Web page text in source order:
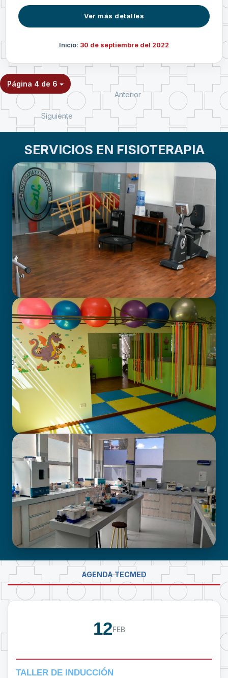
Ver más detalles
Inicio: 30 de septiembre del 2022
Página 4 de 6
Anterior
Siguiente
SERVICIOS EN FISIOTERAPIA
GABINETE DE FISIOTERAPIA
CENTRO DE ATENCIÓN EN
NEURODESARROLLO INFANTIL
LABORATORIO DE INVESTIGACIÓN -
PROUMSA
AGENDA TECMED
12FEB
TALLER DE INDUCCIÓN